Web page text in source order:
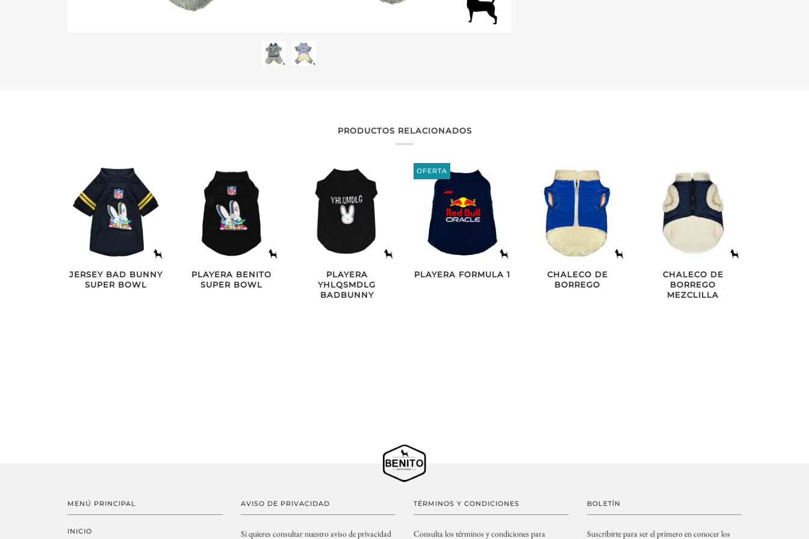
PRODUCTOS RELACIONADOS
JERSEY BAD BUNNY
SUPER BOWL
PLAYERA BENITO
SUPER BOWL
PLAYERA
YHLQSMDLG
BADBUNNY
OFERTA
PLAYERA FORMULA 1
CHALECO DE
BORREGO
CHALECO DE
BORREGO
MEZCLILLA
MENÚ PRINCIPAL
INICIO
AVISO DE PRIVACIDAD
Si quieres consultar nuestro aviso de privacidad
TÉRMINOS Y CONDICIONES
Consulta los términos y condiciones para
BOLETÍN
Suscribirte para ser el primero en conocer los